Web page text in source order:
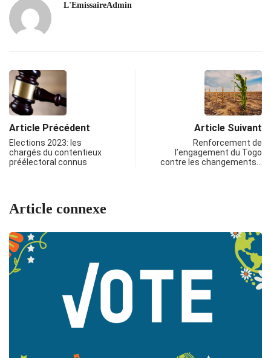
L'EmissaireAdmin
Article Précédent
Elections 2023: les
chargés du contentieux
préélectoral connus
Article Suivant
Renforcement de
l’engagement du Togo
contre les changements…
Article connexe